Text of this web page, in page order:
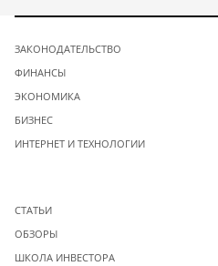
ЗАКОНОДАТЕЛЬСТВО
ФИНАНСЫ
ЭКОНОМИКА
БИЗНЕС
ИНТЕРНЕТ И ТЕХНОЛОГИИ
СТАТЬИ
ОБЗОРЫ
ШКОЛА ИНВЕСТОРА